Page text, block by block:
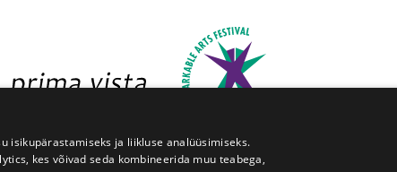
isikupärastamiseks ja liikluse analüüsimiseks.
kes võivad seda kombineerida muu teabega,